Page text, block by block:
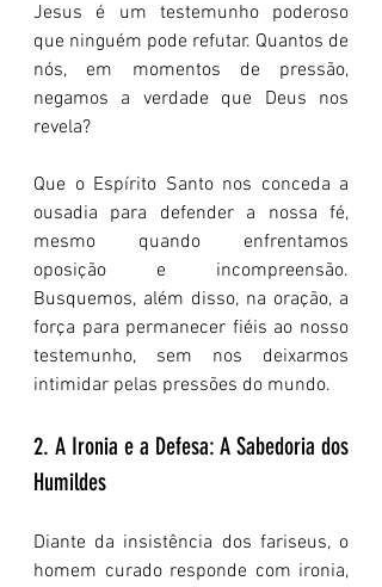
Jesus é um testemunho poderoso
que ninguém pode refutar. Quantos de
nós, em momentos de pressão,
negamos a verdade que Deus nos
revela?
Que o Espírito Santo nos conceda a
ousadia para defender a nossa fé,
mesmo quando enfrentamos
oposição e incompreensão.
Busquemos, além disso, na oração, a
força para permanecer fiéis ao nosso
testemunho, sem nos deixarmos
intimidar pelas pressões do mundo.
2. A Ironia e a Defesa: A Sabedoria dos
Humildes
Diante da insistência dos fariseus, o
homem curado responde com ironia,